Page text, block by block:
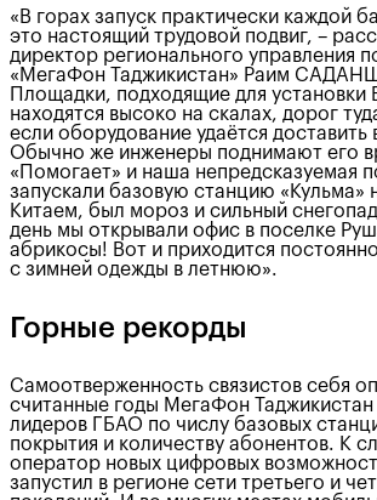
«В горах запуск практически каждой
это настоящий трудовой подвиг, –
директор регионального управления
«МегаФон Таджикистан» Раим
Площадки, подходящие для установки
находятся высоко на скалах, дорог
если оборудование удаётся доставить
Обычно же инженеры поднимают его
«Помогает» и наша непредсказуемая
запускали базовую станцию «Кульма»
Китаем, был мороз и сильный
день мы открывали офис в поселке
абрикосы! Вот и приходится
с зимней одежды в летнюю».
Горные рекорды
Самоотверженность связистов себя
считанные годы МегаФон
лидеров ГБАО по числу базовых
покрытия и количеству абонентов. К
оператор новых цифровых
запустил в регионе сети третьего и